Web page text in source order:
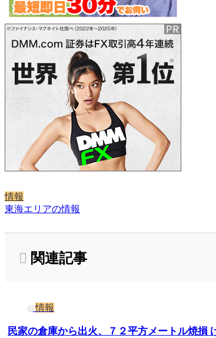
情報
東海エリアの情報
関連記事
情報
民家の倉庫から出火、７２平方メートル焼損